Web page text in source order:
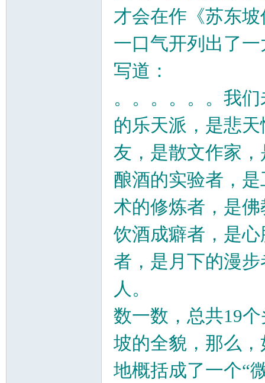
才会在作《苏东
一口气开列出了
写道：
。。。。。。我
的乐天派，是悲
友，是散文作家
酿酒的实验者，
术的修炼者，是
饮酒成癖者，是
者，是月下的漫
人。
数一数，总共19
坡的全貌，那么
地概括成了一个“